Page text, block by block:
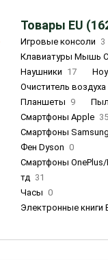
Товары EU
Игровые консоли 3
Клавиатуры Мышь
Наушники 17
Очиститель воздуха
Планшеты 9
Смартфоны Apple 35
Смартфоны Samsung
Фен Dyson 0
Смартфоны OnePlus/
тд 31
Часы 0
Электронные книги